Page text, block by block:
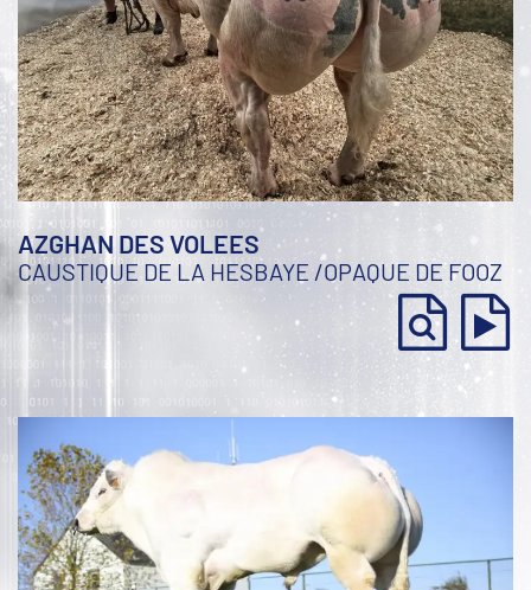
AZGHAN DES VOLEES
CAUSTIQUE DE LA HESBAYE /OPAQUE DE FOOZ